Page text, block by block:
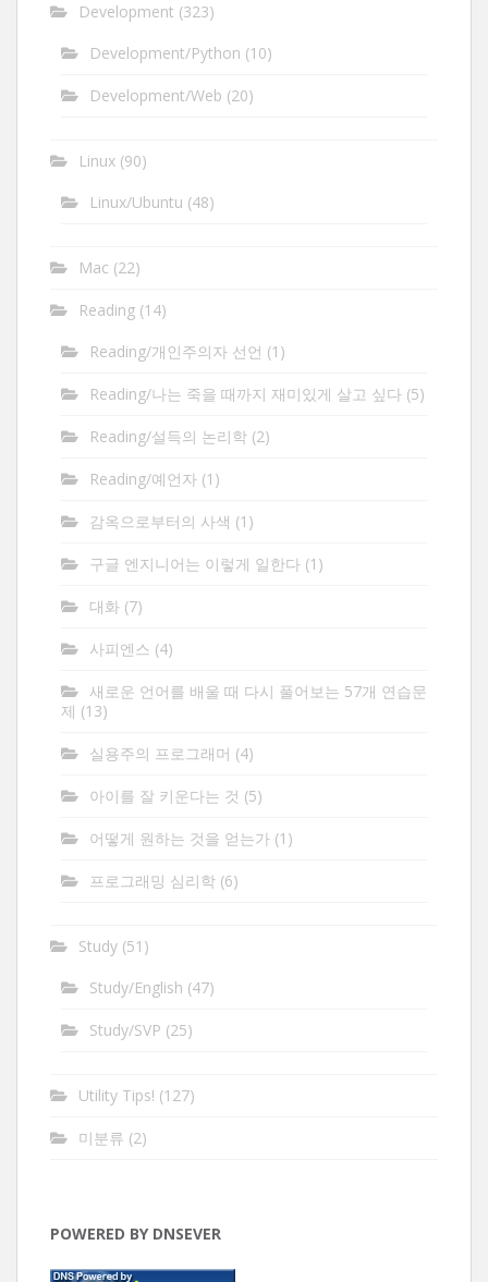
Development (323)
Development/Python (10)
Development/Web (20)
Linux (90)
Linux/Ubuntu (48)
Mac (22)
Reading (14)
Reading/개인주의자 선언 (1)
Reading/나는 죽을 때까지 재미있게 살고 싶다 (5)
Reading/설득의 논리학 (2)
Reading/예언자 (1)
감옥으로부터의 사색 (1)
구글 엔지니어는 이렇게 일한다 (1)
대화 (7)
사피엔스 (4)
새로운 언어를 배울 때 다시 풀어보는 57개 연습문
제 (13)
실용주의 프로그래머 (4)
아이를 잘 키운다는 것 (5)
어떻게 원하는 것을 얻는가 (1)
프로그래밍 심리학 (6)
Study (51)
Study/English (47)
Study/SVP (25)
Utility Tips! (127)
미분류 (2)
POWERED BY DNSEVER